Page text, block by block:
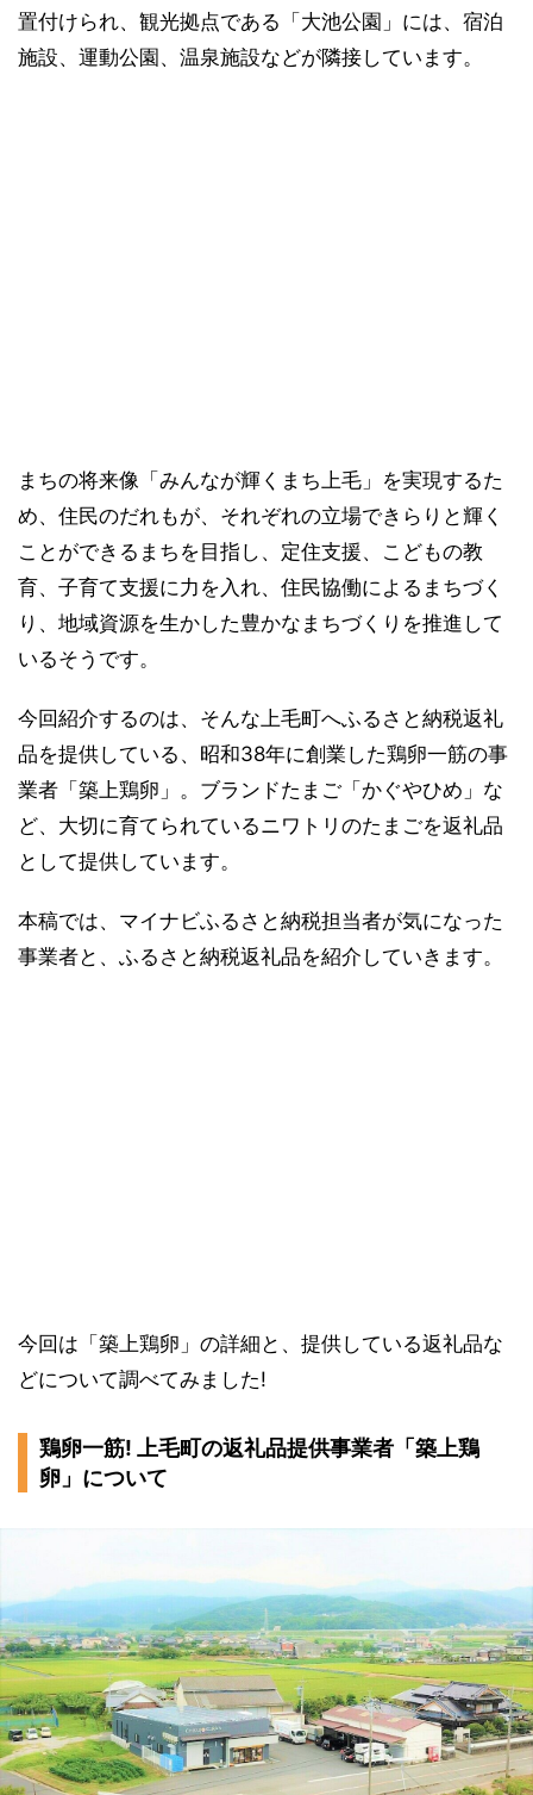
置付けられ、観光拠点である「大池公園」には、宿泊
施設、運動公園、温泉施設などが隣接しています。
まちの将来像「みんなが輝くまち上毛」を実現するた
め、住民のだれもが、それぞれの立場できらりと輝く
ことができるまちを目指し、定住支援、こどもの教
育、子育て支援に力を入れ、住民協働によるまちづく
り、地域資源を生かした豊かなまちづくりを推進して
いるそうです。
今回紹介するのは、そんな上毛町へふるさと納税返礼
品を提供している、昭和38年に創業した鶏卵一筋の事
業者「築上鶏卵」。ブランドたまご「かぐやひめ」な
ど、大切に育てられているニワトリのたまごを返礼品
として提供しています。
本稿では、マイナビふるさと納税担当者が気になった
事業者と、ふるさと納税返礼品を紹介していきます。
今回は「築上鶏卵」の詳細と、提供している返礼品な
どについて調べてみました!
鶏卵一筋! 上毛町の返礼品提供事業者「築上鶏
卵」について